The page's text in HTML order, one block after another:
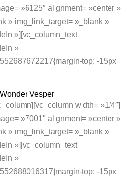
»6125″ alignment= »center »
» img_link_target= »_blank »
»][vc_column_text
»
top: -15px
Wonder Vesper
width= »1/4″]
»7001″ alignment= »center »
» img_link_target= »_blank »
»][vc_column_text
»
top: -15px